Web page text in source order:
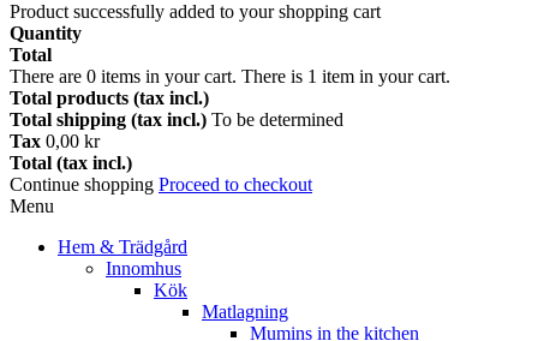
Product successfully added to your shopping cart
Quantity
Total
There are 0 items in your cart. There is 1 item in your cart.
Total products (tax incl.)
Total shipping (tax incl.) To be determined
Tax 0,00 kr
Total (tax incl.)
Continue shopping Proceed to checkout
Menu
Hem & Trädgård
Innomhus
Kök
Matlagning
Mumins in the kitchen